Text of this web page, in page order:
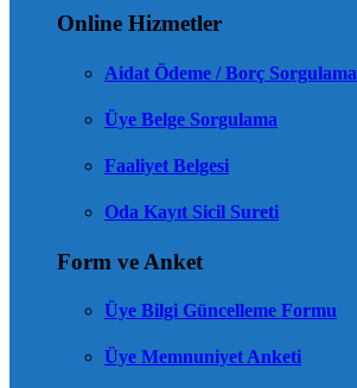
Online Hizmetler
Aidat Ödeme / Borç Sorgulama
Üye Belge Sorgulama
Faaliyet Belgesi
Oda Kayıt Sicil Sureti
Form ve Anket
Üye Bilgi Güncelleme Formu
Üye Memnuniyet Anketi